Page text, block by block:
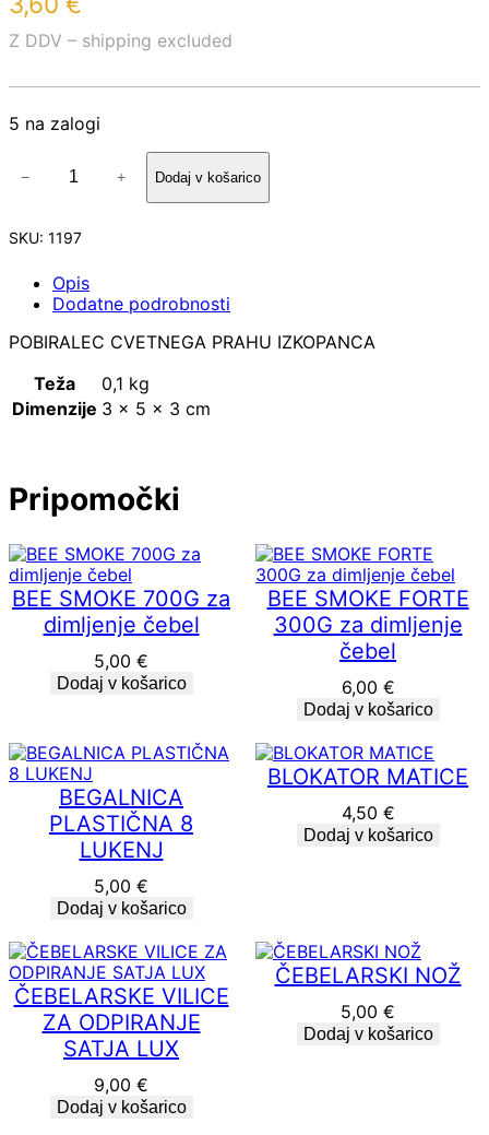
Z DDV – shipping excluded
5 na zalogi
R
C
T
A
P
A
H
U
N
E
C
a
− + Dodaj v košarico
SKU: 1197
Opis
Dodatne podrobnosti
POBIRALEC CVETNEGA PRAHU IZKOPANCA
Teža
0,1 kg
Dimenzije 3 × 5 × 3 cm
Pripomočki
BEE SMOKE 700G za
dimljenje čebel
5,00 €
Dodaj v košarico
BEE SMOKE FORTE
300G za dimljenje
čebel
6,00 €
Dodaj v košarico
BEGALNICA
PLASTIČNA 8
LUKENJ
5,00 €
Dodaj v košarico
BLOKATOR MATICE
4,50 €
Dodaj v košarico
ČEBELARSKE VILICE
ZA ODPIRANJE
SATJA LUX
9,00 €
Dodaj v košarico
ČEBELARSKI NOŽ
5,00 €
Dodaj v košarico